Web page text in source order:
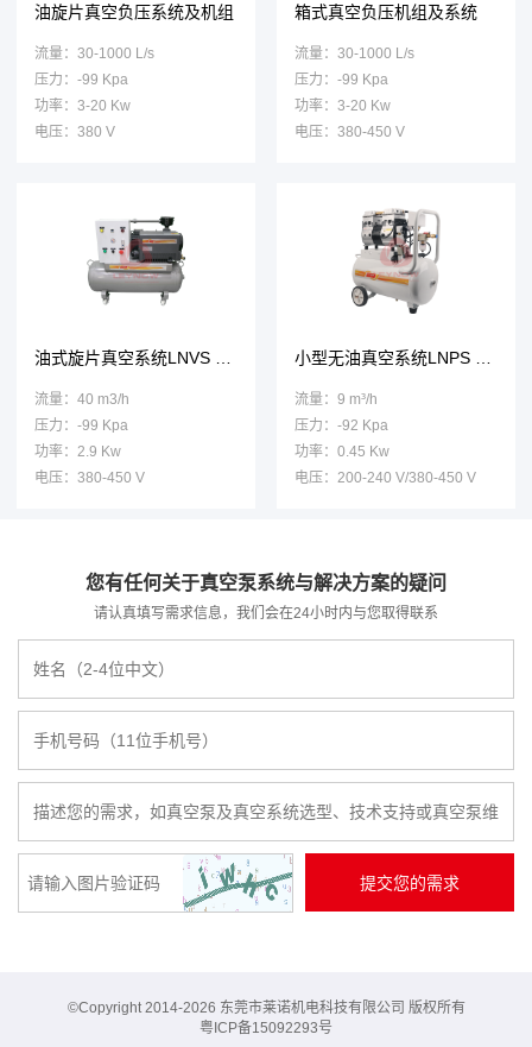
油旋片真空负压系统及机组
流量：30-1000 L/s
压力：-99 Kpa
功率：3-20 Kw
电压：380 V
箱式真空负压机组及系统
流量：30-1000 L/s
压力：-99 Kpa
功率：3-20 Kw
电压：380-450 V
油式旋片真空系统LNVS 0040F H
流量：40 m3/h
压力：-99 Kpa
功率：2.9 Kw
电压：380-450 V
小型无油真空系统LNPS 1400V A
流量：9 m³/h
压力：-92 Kpa
功率：0.45 Kw
电压：200-240 V/380-450 V
您有任何关于真空泵系统与解决方案的疑问
请认真填写需求信息，我们会在24小时内与您取得联系
©Copyright 2014-2026 东莞市莱诺机电科技有限公司 版权所有
粤ICP备15092293号